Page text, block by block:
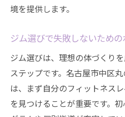
に入れよう
日常生活に取り入れ
健康維持のための基
心と体の健康をサポ
家族で楽しむストレ
長く続けるためのラ
境を提供します。
ジム選びで失敗しないための
ジム選びは、理想の体づくり
ステップです。名古屋市中区
は、まず自分のフィットネス
を見つけることが重要です。